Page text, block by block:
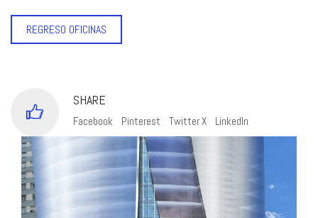
REGRESO OFICINAS
SHARE
Facebook Pinterest Twitter X LinkedIn